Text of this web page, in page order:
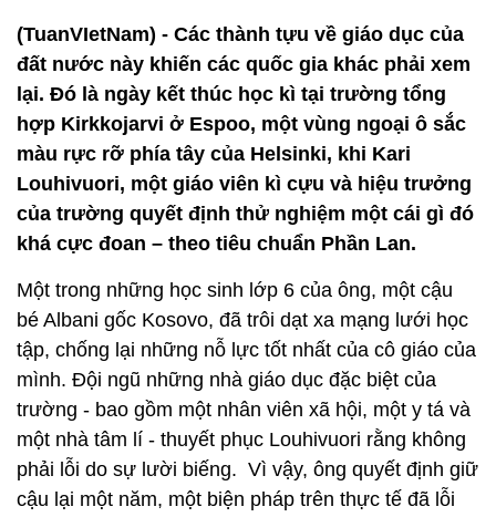
(TuanVIetNam) - Các thành tựu về giáo dục của
đất nước này khiến các quốc gia khác phải xem
lại. Đó là ngày kết thúc học kì tại trường tổng
hợp Kirkkojarvi ở Espoo, một vùng ngoại ô sắc
màu rực rỡ phía tây của Helsinki, khi Kari
Louhivuori, một giáo viên kì cựu và hiệu trưởng
của trường quyết định thử nghiệm một cái gì đó
khá cực đoan – theo tiêu chuẩn Phần Lan.
Một trong những học sinh lớp 6 của ông, một cậu
bé Albani gốc Kosovo, đã trôi dạt xa mạng lưới học
tập, chống lại những nỗ lực tốt nhất của cô giáo của
mình. Đội ngũ những nhà giáo dục đặc biệt của
trường - bao gồm một nhân viên xã hội, một y tá và
một nhà tâm lí - thuyết phục Louhivuori rằng không
phải lỗi do sự lười biếng. Vì vậy, ông quyết định giữ
cậu lại một năm, một biện pháp trên thực tế đã lỗi